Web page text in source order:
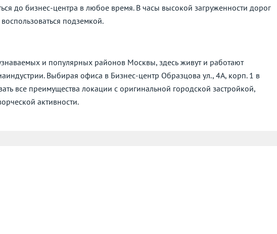
до бизнес-центра в любое время. В часы высокой загруженности дорог
подземкой.
и популярных районов Москвы, здесь живут и работают
Выбирая офиса в Бизнес-центр Образцова ул., 4А, корп. 1 в
все преимущества локации с оригинальной городской застройкой,
активности.